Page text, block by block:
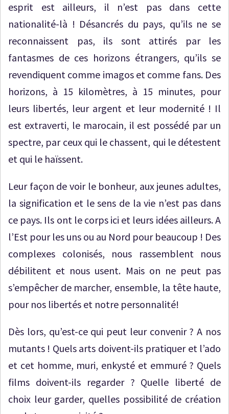
esprit est ailleurs, il n’est pas dans cette
nationalité-là ! Désancrés du pays, qu’ils ne se
reconnaissent pas, ils sont attirés par les
fantasmes de ces horizons étrangers, qu’ils se
revendiquent comme imagos et comme fans. Des
horizons, à 15 kilomètres, à 15 minutes, pour
leurs libertés, leur argent et leur modernité ! Il
est extraverti, le marocain, il est possédé par un
spectre, par ceux qui le chassent, qui le détestent
et qui le haïssent.
Leur façon de voir le bonheur, aux jeunes adultes,
la signification et le sens de la vie n’est pas dans
ce pays. Ils ont le corps ici et leurs idées ailleurs. A
l’Est pour les uns ou au Nord pour beaucoup ! Des
complexes colonisés, nous rassemblent nous
débilitent et nous usent. Mais on ne peut pas
s’empêcher de marcher, ensemble, la tête haute,
pour nos libertés et notre personnalité!
Dès lors, qu’est-ce qui peut leur convenir ? A nos
mutants ! Quels arts doivent-ils pratiquer et l’ado
et cet homme, muri, enkysté et emmuré ? Quels
films doivent-ils regarder ? Quelle liberté de
choix leur garder, quelles possibilité de création